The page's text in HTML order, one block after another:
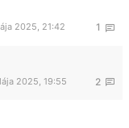
1
2025, 21:42
2
2025, 19:55